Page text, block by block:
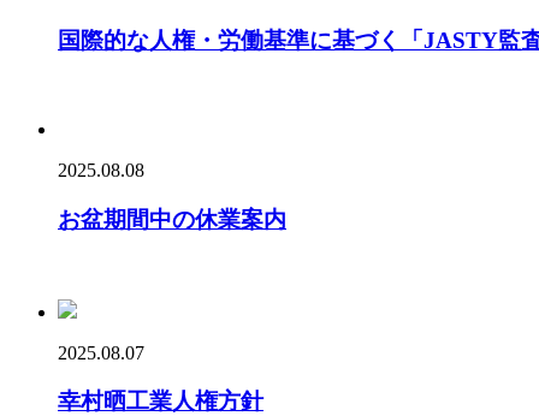
国際的な人権・労働基準に基づく「JASTY監
2025.08.08
お盆期間中の休業案内
2025.08.07
幸村晒工業人権方針